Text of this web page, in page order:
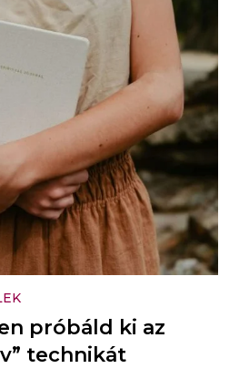
próbáld ki az
technikát